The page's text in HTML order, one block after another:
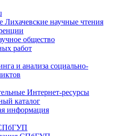
научные чтения
общество
работ
и анализа социально-
Интернет-ресурсы
каталог
информация